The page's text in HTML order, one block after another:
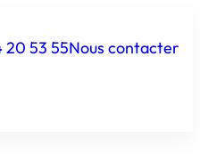
20 53 55Nous contacter